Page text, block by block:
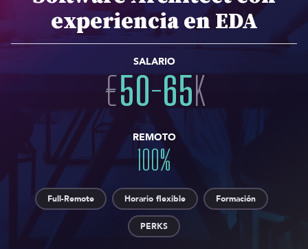
experiencia en EDA
SALARIO
€50-65K
REMOTO
100%
Full-Remote Horario flexible Formación
PERKS